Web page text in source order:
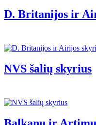
D. Britanijos ir
NVS šalių skyrius